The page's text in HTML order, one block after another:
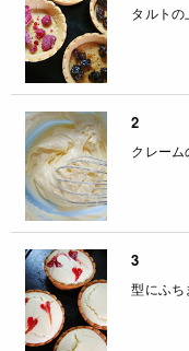
タルトの
2
クレーム
3
型にふち